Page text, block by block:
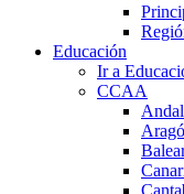
Educación
Ir a
CCAA